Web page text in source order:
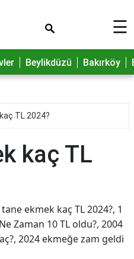
☰
Beylikdüzü Bakırköy
TL 2024?
kaç TL
ekmek kaç TL 2024?, 1
Zaman 10 TL oldu?, 2004
2024 ekmeğe zam geldi